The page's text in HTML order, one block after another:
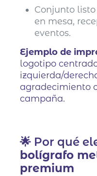
Conjunto
en mesa,
eventos.
Ejemplo de
logotipo
izquierda/
agradecimiento
campaña.
🌟 Por qué
bolígrafo
premium